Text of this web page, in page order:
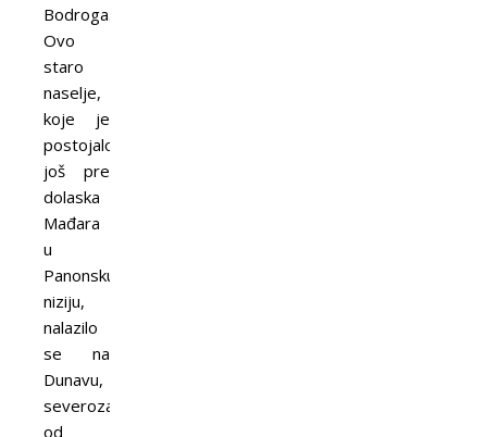
Bodroga.
Ovo
staro
naselje,
koje je
postojalo
još pre
dolaska
Mađara
u
Panonsku
niziju,
nalazilo
se na
Dunavu,
severozapadno
od